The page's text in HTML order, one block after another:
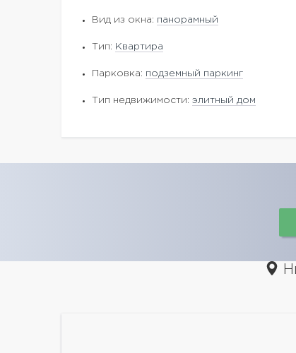
Вид из окна: панорамный
Тип: Квартира
Парковка: подземный паркинг
Тип недвижимости: элитный дом